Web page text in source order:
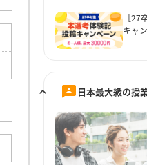
［
キャ
日本最大級の授